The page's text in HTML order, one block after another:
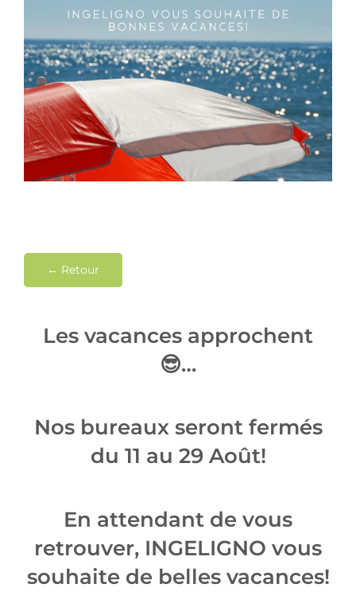
Contact
← Retour
Les vacances approchent
😎…
Nos bureaux seront fermés
du 11 au 29 Août!
En attendant de vous
retrouver, INGELIGNO vous
souhaite de belles vacances!